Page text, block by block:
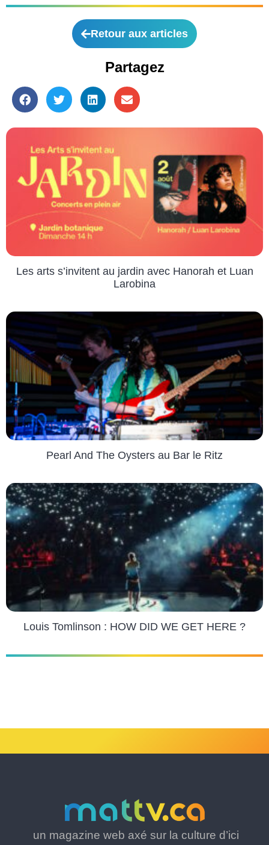
Retour aux articles
Partagez
Les arts s’invitent au jardin avec Hanorah et Luan
Larobina
Pearl And The Oysters au Bar le Ritz
Louis Tomlinson : HOW DID WE GET HERE ?
un magazine web axé sur la culture d’ici